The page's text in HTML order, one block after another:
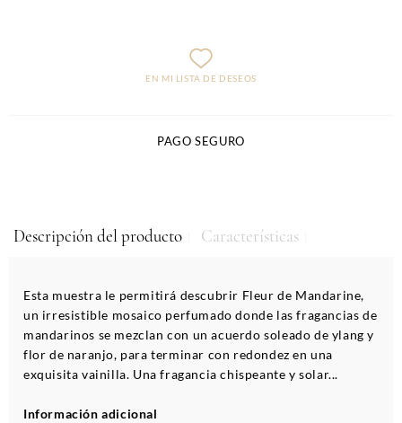
EN MI LISTA DE DESEOS
PAGO SEGURO
Descripción del producto Características
Esta muestra le permitirá descubrir Fleur de Mandarine,
un irresistible mosaico perfumado donde las fragancias de
mandarinos se mezclan con un acuerdo soleado de ylang y
flor de naranjo, para terminar con redondez en una
exquisita vainilla. Una fragancia chispeante y solar...
Información adicional